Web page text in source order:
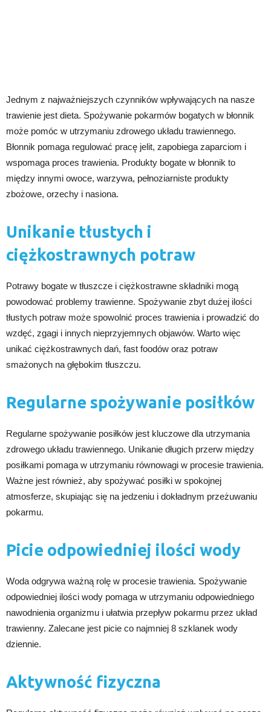
Jednym z najważniejszych czynników wpływających na nasze
trawienie jest dieta. Spożywanie pokarmów bogatych w błonnik
może pomóc w utrzymaniu zdrowego układu trawiennego.
Błonnik pomaga regulować pracę jelit, zapobiega zaparciom i
wspomaga proces trawienia. Produkty bogate w błonnik to
między innymi owoce, warzywa, pełnoziarniste produkty
zbożowe, orzechy i nasiona.
Unikanie tłustych i
ciężkostrawnych potraw
Potrawy bogate w tłuszcze i ciężkostrawne składniki mogą
powodować problemy trawienne. Spożywanie zbyt dużej ilości
tłustych potraw może spowolnić proces trawienia i prowadzić do
wzdęć, zgagi i innych nieprzyjemnych objawów. Warto więc
unikać ciężkostrawnych dań, fast foodów oraz potraw
smażonych na głębokim tłuszczu.
Regularne spożywanie posiłków
Regularne spożywanie posiłków jest kluczowe dla utrzymania
zdrowego układu trawiennego. Unikanie długich przerw między
posiłkami pomaga w utrzymaniu równowagi w procesie trawienia.
Ważne jest również, aby spożywać posiłki w spokojnej
atmosferze, skupiając się na jedzeniu i dokładnym przeżuwaniu
pokarmu.
Picie odpowiedniej ilości wody
Woda odgrywa ważną rolę w procesie trawienia. Spożywanie
odpowiedniej ilości wody pomaga w utrzymaniu odpowiedniego
nawodnienia organizmu i ułatwia przepływ pokarmu przez układ
trawienny. Zalecane jest picie co najmniej 8 szklanek wody
dziennie.
Aktywność fizyczna